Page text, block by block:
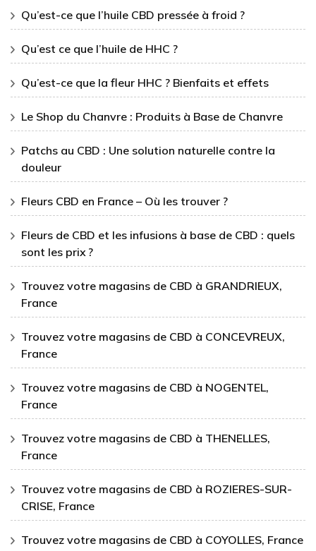
Qu’est-ce que l’huile CBD pressée à froid ?
Qu’est ce que l’huile de HHC ?
Qu’est-ce que la fleur HHC ? Bienfaits et effets
Le Shop du Chanvre : Produits à Base de Chanvre
Patchs au CBD : Une solution naturelle contre la
douleur
Fleurs CBD en France – Où les trouver ?
Fleurs de CBD et les infusions à base de CBD : quels
sont les prix ?
Trouvez votre magasins de CBD à GRANDRIEUX,
France
Trouvez votre magasins de CBD à CONCEVREUX,
France
Trouvez votre magasins de CBD à NOGENTEL,
France
Trouvez votre magasins de CBD à THENELLES,
France
Trouvez votre magasins de CBD à ROZIERES-SUR-
CRISE, France
Trouvez votre magasins de CBD à COYOLLES, France